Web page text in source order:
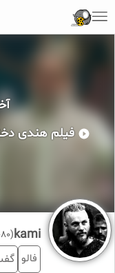
فیلم هندی دختر رویایی 2
kami
(f.i.l.m.b.a.z.9080@)
فالو